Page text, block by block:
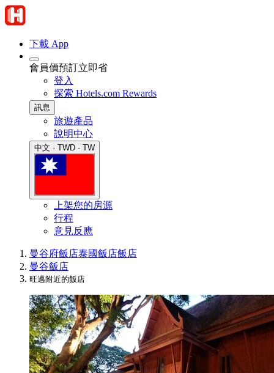
下載 App
會員價預訂立即省
登入
探索 Hotels.com Rewards
訊息
旅遊產品
說明中心
中文 · TWD · TW
上架您的房源
行程
意見反應
曼谷府飯店泰國飯店飯店
曼谷飯店
旺邁附近的飯店